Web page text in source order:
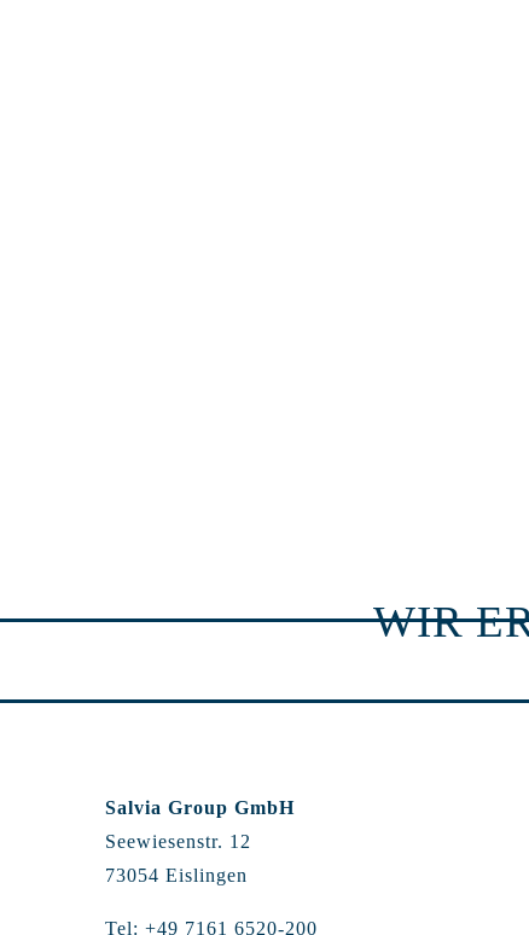
WIR
Salvia Group GmbH
Seewiesenstr. 12
73054 Eislingen
Tel: +49 7161 6520-200